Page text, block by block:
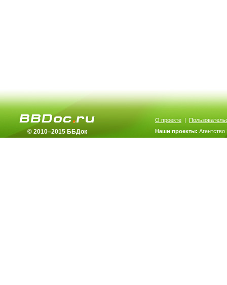
© 2010–2015 ББДок
О проекте |
Наши проекты: